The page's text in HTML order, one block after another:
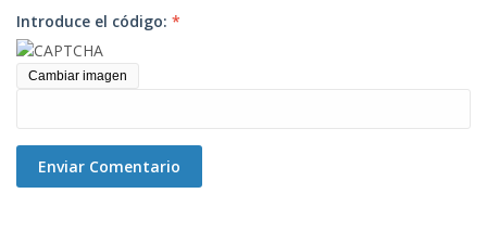
Introduce el código: *
Cambiar imagen
Enviar Comentario